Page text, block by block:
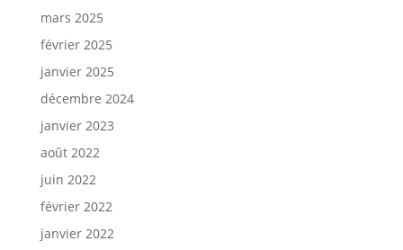
mars 2025
février 2025
janvier 2025
décembre 2024
janvier 2023
août 2022
juin 2022
février 2022
janvier 2022